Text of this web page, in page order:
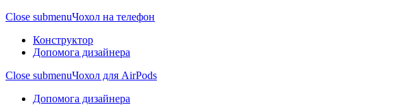
Close submenuЧохол на телефон
Конструктор
Допомога дизайнера
Close submenuЧохол для AirPods
Допомога дизайнера